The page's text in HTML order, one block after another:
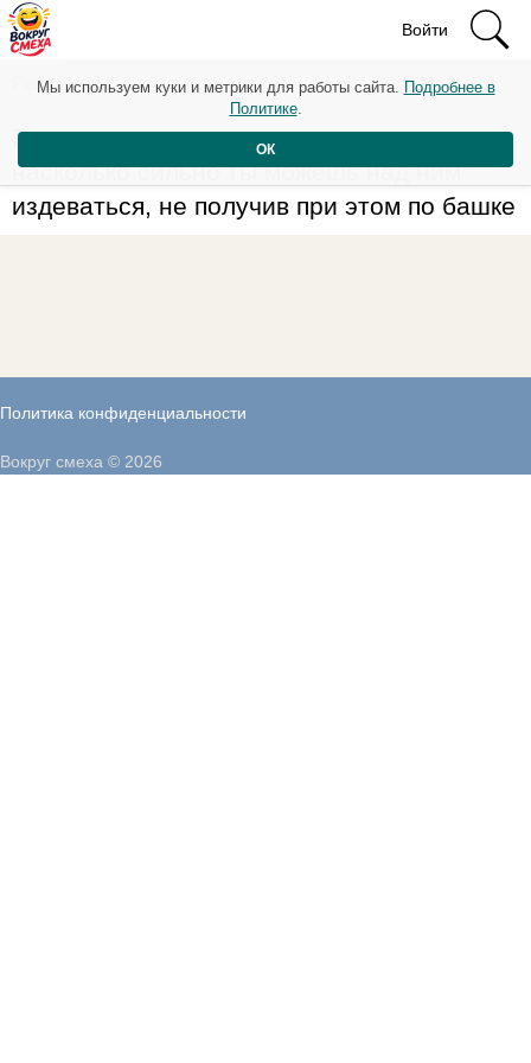
Войти
Рейтинг: 61
Близость к человеку определяется тем,
насколько сильно ты можешь над ним
издеваться, не получив при этом по башке
Политика конфиденциальности
Мы используем куки и метрики для работы сайта. Подробнее в
Политике.
ОК
Вокруг смеха © 2026